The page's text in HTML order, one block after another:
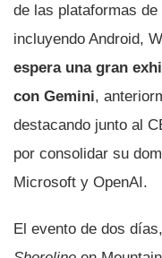
de las plataformas de
incluyendo Android,
espera una gran
con Gemini,
destacando junto al
por consolidar su
Microsoft y OpenAI.
El evento de dos